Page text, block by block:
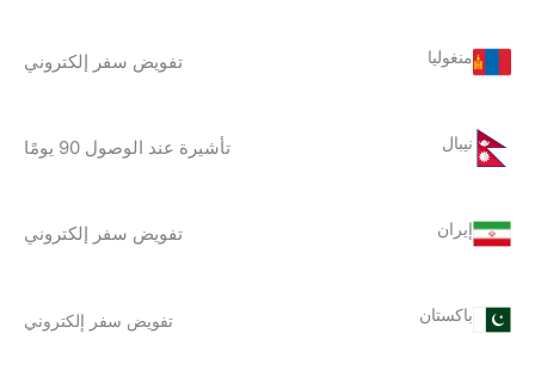
منغوليا تفويض سفر إلكتروني
نيبال تأشيرة عند الوصول 90 يومًا
إيران تفويض سفر إلكتروني
باكستان تفويض سفر إلكتروني